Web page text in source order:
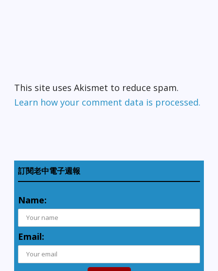
This site uses Akismet to reduce spam.
Learn how your comment data is processed.
訂閱老中電子週報
Name:
Email: